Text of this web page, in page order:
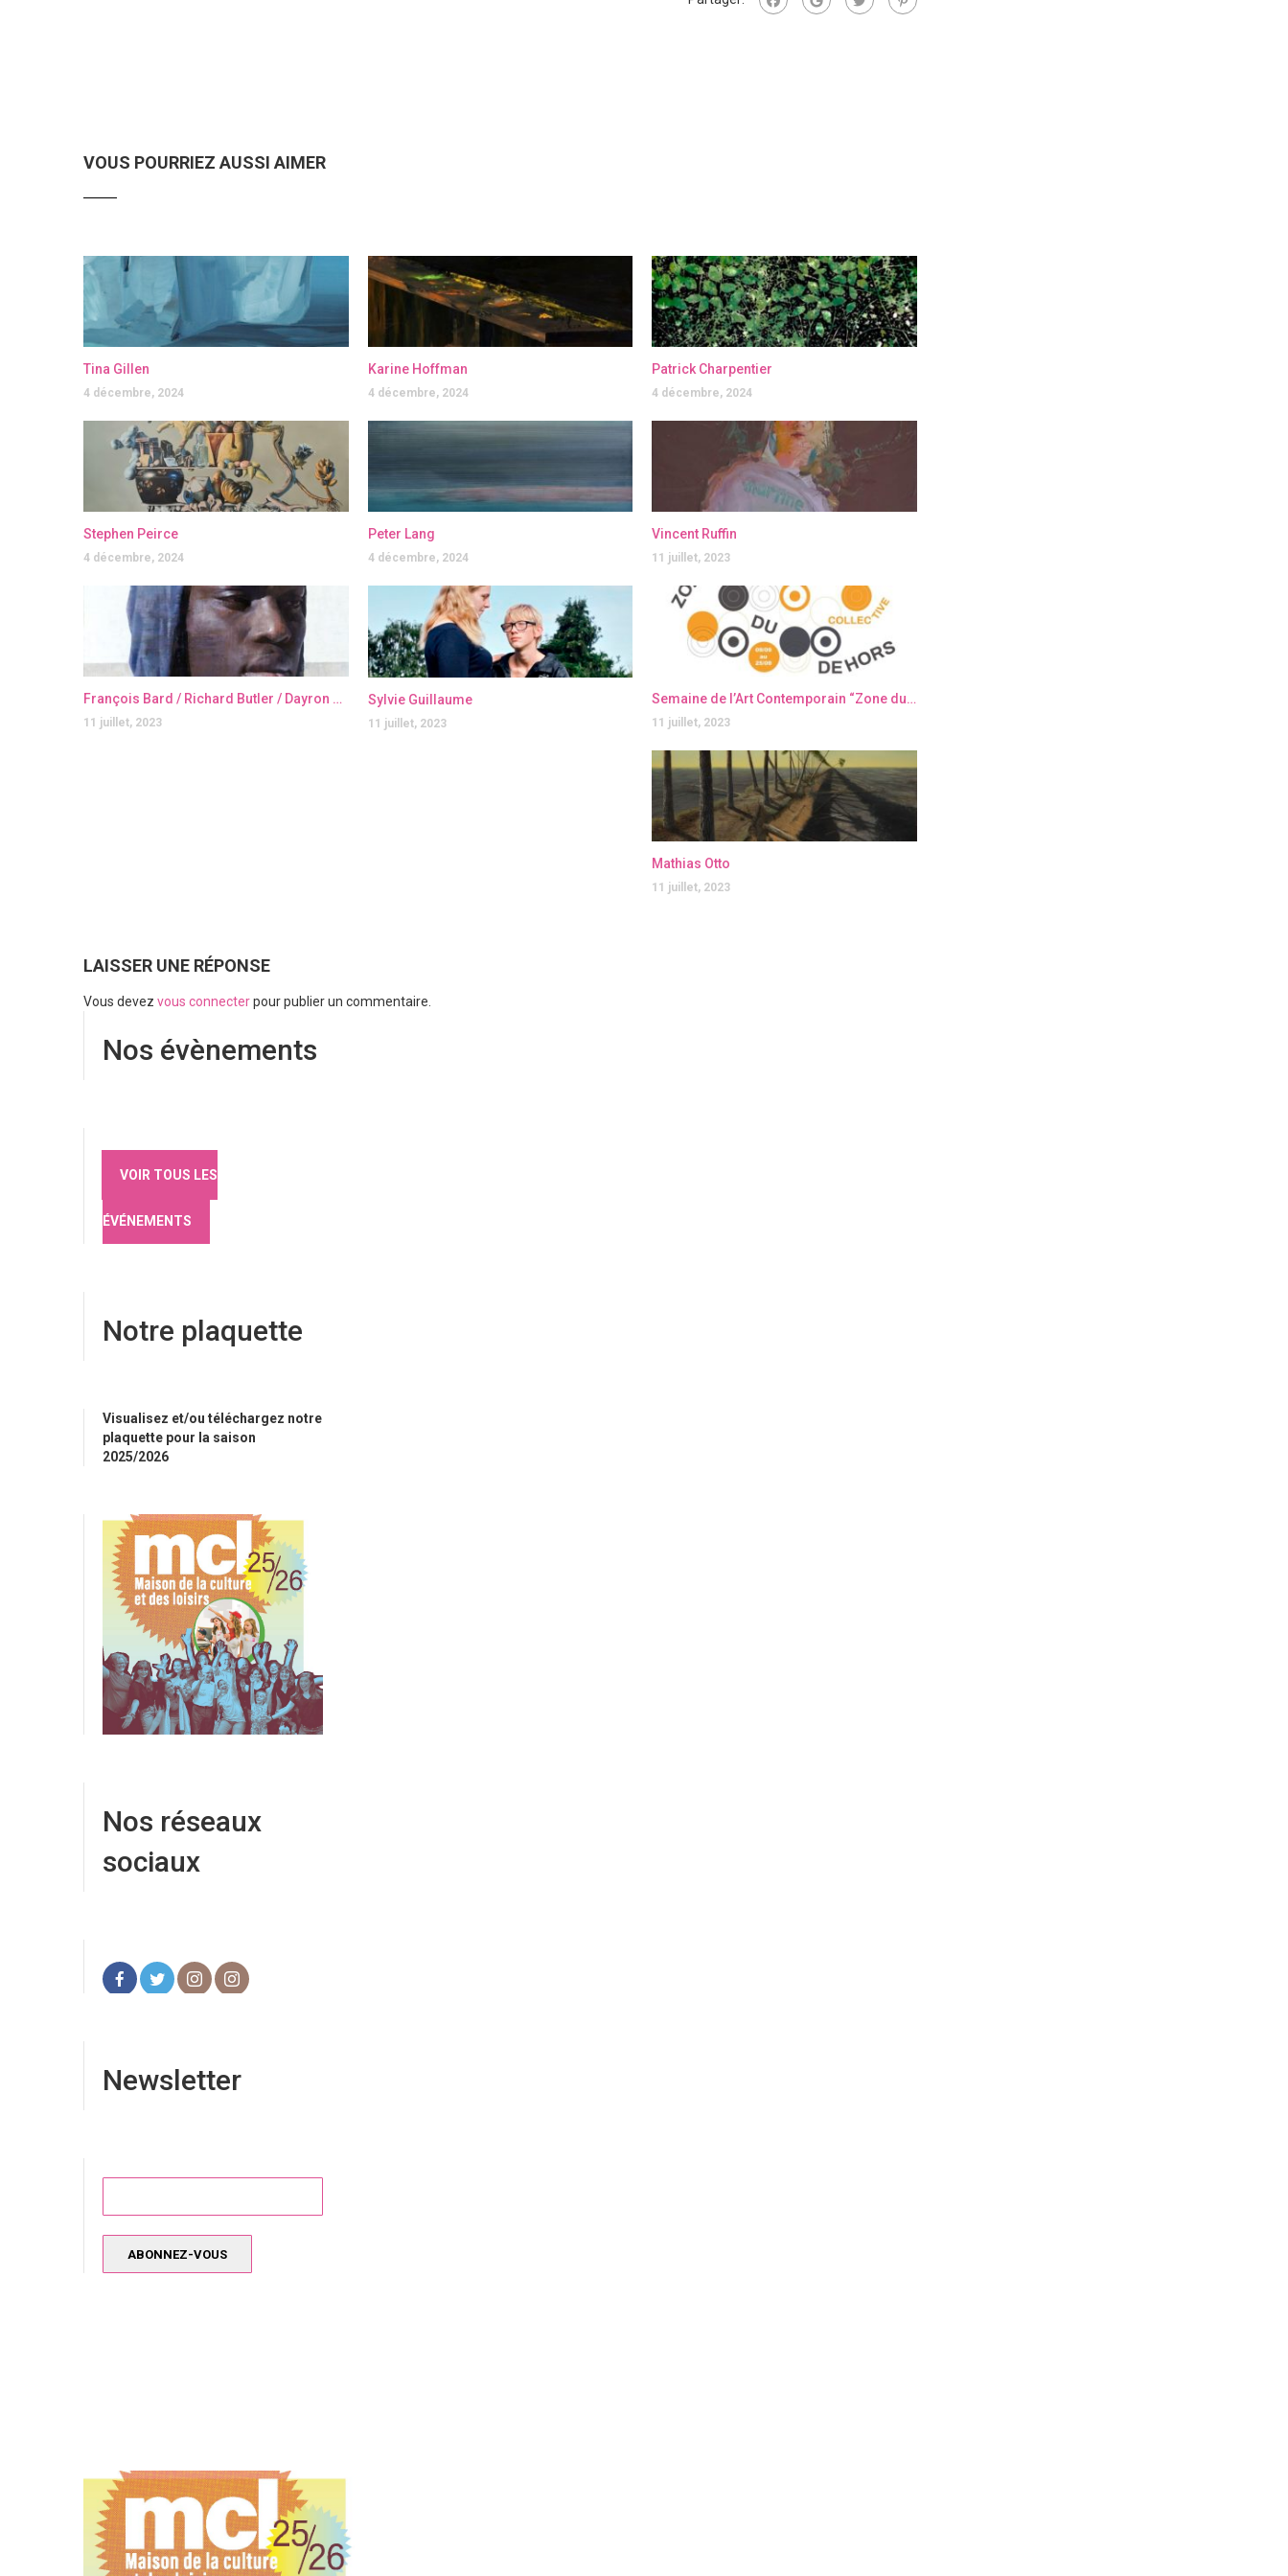
VOUS POURRIEZ AUSSI AIMER
Tina Gillen
4 décembre, 2024
Karine Hoffman
4 décembre, 2024
Patrick Charpentier
4 décembre, 2024
Stephen Peirce
4 décembre, 2024
Peter Lang
4 décembre, 2024
Vincent Ruffin
11 juillet, 2023
François Bard / Richard Butler / Dayron Gonzalez / Julien Graizely / Jérôme Lagarrigue
11 juillet, 2023
Sylvie Guillaume
11 juillet, 2023
Semaine de l’Art Contemporain “Zone du dehors” – Elsa Muller & Elisa Sanchez
11 juillet, 2023
Mathias Otto
11 juillet, 2023
LAISSER UNE RÉPONSE
Vous devez vous connecterpour publier un commentaire.
Nos évènements
VOIR TOUS LES
ÉVÉNEMENTS
Notre plaquette
Visualisez et/ou téléchargez notre
plaquette pour la saison
2025/2026
Nos réseaux
sociaux
Newsletter